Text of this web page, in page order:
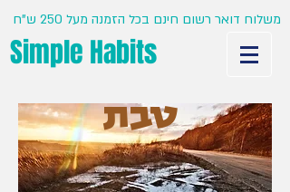
משלוח דואר רשום חינם בכל הזמנה מעל 250 ש"ח
Simple Habits
טבת